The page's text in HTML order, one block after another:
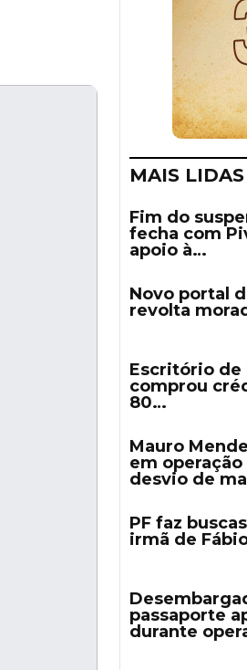
MAIS LIDAS
Fim do
fecha com
apoio à…
Novo portal
revolta
Escritório de
comprou
80…
Mauro
em operação
desvio de
PF faz
irmã de
passaporte
durante